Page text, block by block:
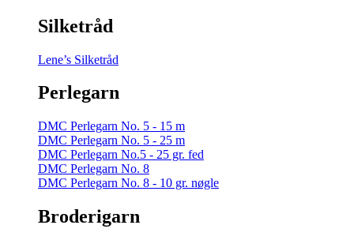
Silketråd
Lene’s Silketråd
Perlegarn
DMC Perlegarn No. 5 - 15 m
DMC Perlegarn No. 5 - 25 m
DMC Perlegarn No.5 - 25 gr. fed
DMC Perlegarn No. 8
DMC Perlegarn No. 8 - 10 gr. nøgle
Broderigarn